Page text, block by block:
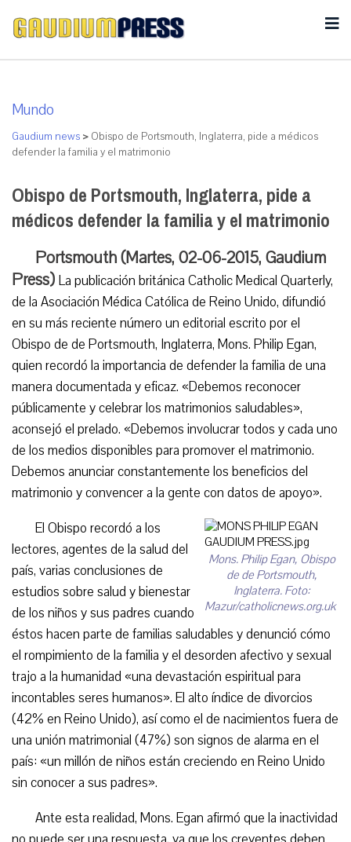
Mundo
Gaudium news > Obispo de Portsmouth, Inglaterra, pide a médicos
defender la familia y el matrimonio
Obispo de Portsmouth, Inglaterra, pide a
médicos defender la familia y el matrimonio
Portsmouth (Martes, 02-06-2015, Gaudium
Press) La publicación británica Catholic Medical Quarterly,
de la Asociación Médica Católica de Reino Unido, difundió
en su más reciente número un editorial escrito por el
Obispo de de Portsmouth, Inglaterra, Mons. Philip Egan,
quien recordó la importancia de defender la familia de una
manera documentada y eficaz. «Debemos reconocer
públicamente y celebrar los matrimonios saludables»,
aconsejó el prelado. «Debemos involucrar todos y cada uno
de los medios disponibles para promover el matrimonio.
Debemos anunciar constantemente los beneficios del
matrimonio y convencer a la gente con datos de apoyo».
Mons. Philip Egan, Obispo
de de Portsmouth,
Inglaterra. Foto:
Mazur/catholicnews.org.uk
El Obispo recordó a los
lectores, agentes de la salud del
país, varias conclusiones de
estudios sobre salud y bienestar
de los niños y sus padres cuando
éstos hacen parte de familias saludables y denunció cómo
el rompimiento de la familia y el desorden afectivo y sexual
trajo a la humanidad «una devastación espiritual para
incontables seres humanos». El alto índice de divorcios
(42% en Reino Unido), así como el de nacimientos fuera de
una unión matrimonial (47%) son signos de alarma en el
país: «un millón de niños están creciendo en Reino Unido
sin conocer a sus padres».
Ante esta realidad, Mons. Egan afirmó que la inactividad